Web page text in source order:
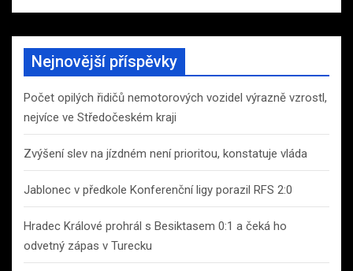
Nejnovější příspěvky
Počet opilých řidičů nemotorových vozidel výrazně vzrostl,
nejvíce ve Středočeském kraji
Zvýšení slev na jízdném není prioritou, konstatuje vláda
Jablonec v předkole Konferenční ligy porazil RFS 2:0
Hradec Králové prohrál s Besiktasem 0:1 a čeká ho
odvetný zápas v Turecku